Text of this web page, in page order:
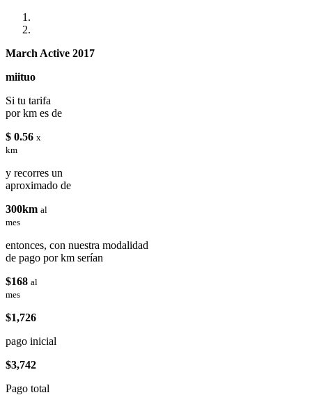
March Active 2017
miituo
Si tu tarifa
por km es de
$ 0.56 x
km
y recorres un
aproximado de
300km al
mes
entonces, con nuestra modalidad
de pago por km serían
$168 al
mes
$1,726
pago inicial
$3,742
Pago total